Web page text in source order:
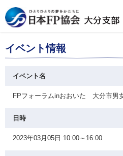
イベント情報
イベント名
FPフォーラムinおおいた 大分市男
日時
2023年03月05日 10:00～16:00